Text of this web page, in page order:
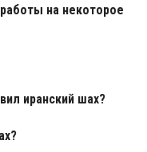
на некоторое
иранский шах?